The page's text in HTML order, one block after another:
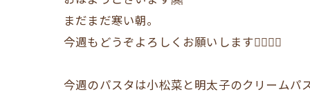
まだまだ寒い朝。
今週もどうぞよろしくお願いします🙇‍♂️🙇‍♀️
今週のパスタは小松菜と明太子のクリームパ